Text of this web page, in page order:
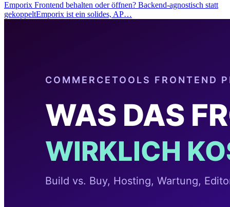
Emporix Frontend behalten oder öffnen? Backend-agnostisch statt
gekoppeltEmporix ist ein solides, AP…